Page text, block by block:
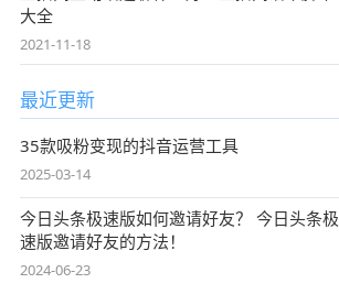
大全
2021-11-18
最近更新
35款吸粉变现的抖音运营工具
2025-03-14
今日头条极速版如何邀请好友？ 今日头条极
速版邀请好友的方法！
2024-06-23